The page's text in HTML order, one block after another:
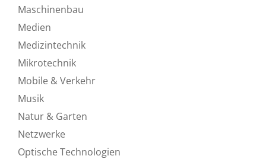
Maschinenbau
Medien
Medizintechnik
Mikrotechnik
Mobile & Verkehr
Musik
Natur & Garten
Netzwerke
Optische Technologien